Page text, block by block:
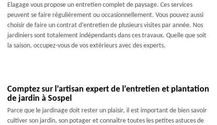
Elagage vous propose un entretien complet de paysage. Ces services
peuvent se faire régulièrement ou occasionnellement. Vous pouvez aussi
choisir de faire un contrat d’entretien de plusieurs visites par année. Nos
jardiniers sont totalement indépendants dans ces travaux. Quelle que soit
la saison, occupez-vous de vos extérieurs avec des experts.
Comptez sur l’artisan expert de l’entretien et plantation
de jardin à Sospel
Parce que le jardinage doit rester un plaisir, il est important de bien savoir
cultiver son jardin, son potager et connaître toutes les petites astuces de